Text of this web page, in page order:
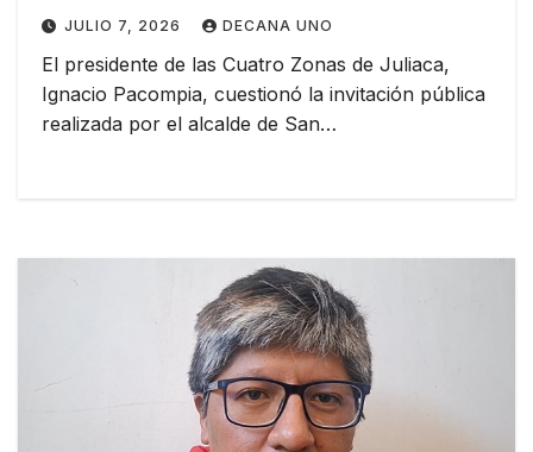
JULIO 7, 2026 DECANA UNO
El presidente de las Cuatro Zonas de Juliaca,
Ignacio Pacompia, cuestionó la invitación pública
realizada por el alcalde de San…